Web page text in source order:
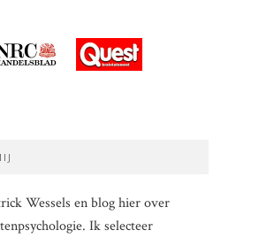
Wessels en blog hier over
Ik selecteer